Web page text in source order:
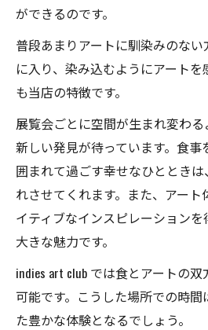
ができるのです。
普段あまりアートに馴染みのな
に入り、染み込むようにアート
も当店の特徴です。
展覧会ごとに空間が生まれ変わ
新しい発見が待っています。食事
囲まれて過ごす幸せなひととき
れさせてくれます。また、アー
イティブなインスピレーション
大きな魅力です。
indies art club では食とアートの
可能です。こうした場所での時
た豊かな体験となるでしょう。